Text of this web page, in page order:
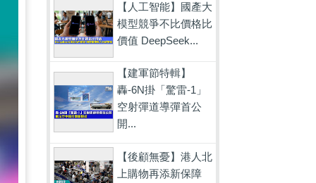
【人工智能】國產大
模型競爭不比價格比
價值 DeepSeek...
【建軍節特輯】
轟-6N掛「驚雷-1」
空射彈道導彈首公
開...
【後顧無憂】港人北
上購物再添新保障